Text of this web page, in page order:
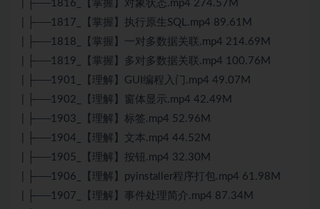
| ├──1816_【掌握】对象状态.mp4 274.57M
| ├──1817_【掌握】执行原生SQL.mp4 89.61M
| ├──1818_【掌握】一对多数据关联.mp4 214.69M
| ├──1819_【掌握】多对多数据关联.mp4 100.76M
| ├──1901_【理解】GUI编程入门.mp4 49.07M
| ├──1902_【理解】窗体显示.mp4 42.49M
| ├──1903_【理解】标签.mp4 52.96M
| ├──1904_【理解】文本.mp4 44.52M
| ├──1905_【理解】按钮.mp4 32.30M
| ├──1906_【理解】pyinstaller程序打包.mp4 61.98M
| ├──1907_【理解】事件处理简介.mp4 87.34M